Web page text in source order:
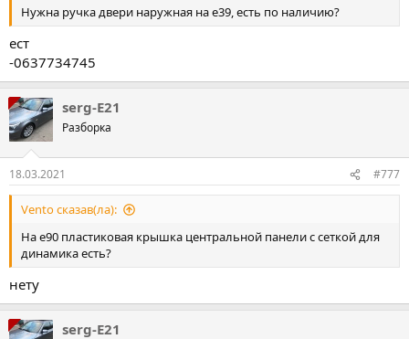
Нужна ручка двери наружная на е39, есть по наличию?
ест
-0637734745
serg-E21
Разборка
18.03.2021 #777
Vento сказав(ла):
На е90 пластиковая крышка центральной панели с сеткой для
динамика есть?
нету
serg-E21